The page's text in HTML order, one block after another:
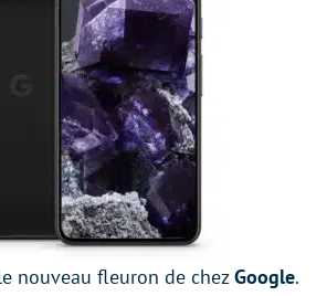
nouveau fleuron de chezGoogle.